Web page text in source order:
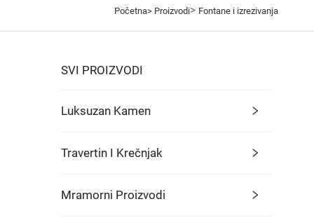
Početna> Proizvodi> Fontane i izrezivanja
SVI PROIZVODI
Luksuzan Kamen
Travertin I Krečnjak
Mramorni Proizvodi